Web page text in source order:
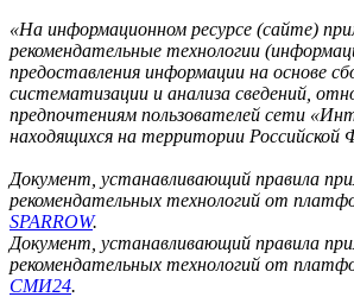
«На информационном ресурсе (сайте)
рекомендательные технологии
предоставления информации на основе
систематизации и анализа сведений,
предпочтениям пользователей сети
находящихся на территории Российской
Документ, устанавливающий правила
рекомендательных технологий от
SPARROW.
Документ, устанавливающий правила
рекомендательных технологий от
СМИ24.